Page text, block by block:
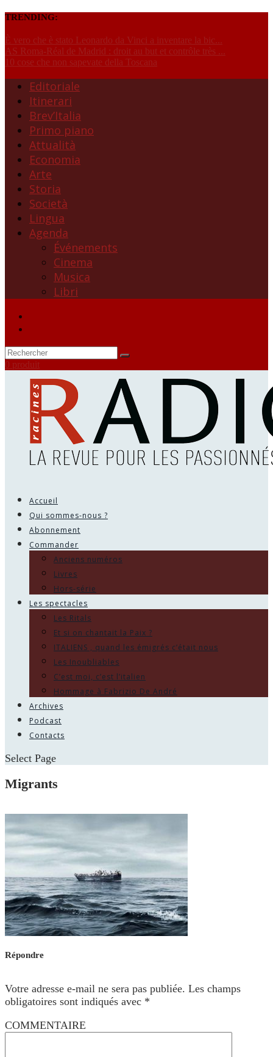
TRENDING:
È vero che è stato Leonardo da Vinci a inventare la bic...
AS Roma-Réal de Madrid : droit au but et contrôle très ...
10 cose che non sapevate della Toscana
Editoriale
Itinerari
Brev’Italia
Primo piano
Attualità
Economia
Arte
Storia
Società
Lingua
Agenda
Événements
Cinema
Musica
Libri
0 produit
Accueil
Qui sommes-nous ?
Abonnement
Commander
Anciens numéros
Livres
Hors-série
Les spectacles
Les Ritals
Et si on chantait la Paix ?
ITALIENS , quand les émigrés c’était nous
Les Inoubliables
C’est moi, c’est l’italien
Hommage à Fabrizio De André
Archives
Podcast
Contacts
Select Page
Migrants
Répondre
Votre adresse e-mail ne sera pas publiée. Les champs
obligatoires sont indiqués avec *
COMMENTAIRE